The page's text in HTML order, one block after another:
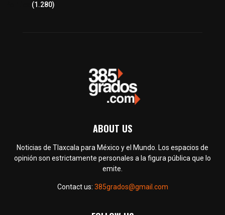
(1.280)
ABOUT US
Noticias de Tlaxcala para México y el Mundo. Los espacios de
opinión son estrictamente personales a la figura pública que lo
emite.
Contact us: 385grados@gmail.com